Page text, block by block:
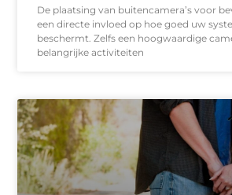
De plaatsing van buitencamera’s voor
een directe invloed op hoe goed uw
beschermt. Zelfs een hoogwaardige
belangrijke activiteiten